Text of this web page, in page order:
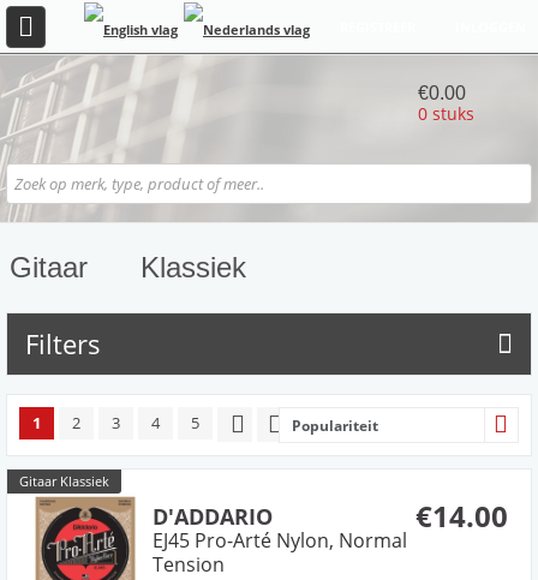
€0.00
0 stuks
Gitaar Klassiek
Filters
1 2 3 4 5 Populariteit
Gitaar Klassiek
€14.00
D'ADDARIO
EJ45 Pro-Arté Nylon, Normal
Tension